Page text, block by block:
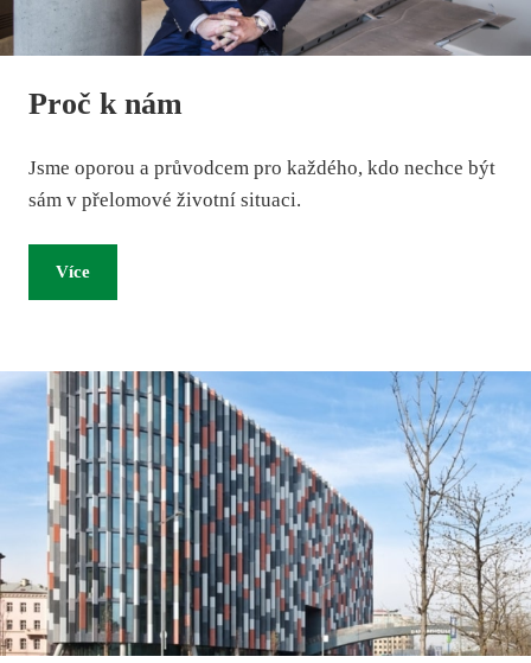
Proč k nám
Jsme oporou a průvodcem pro každého, kdo nechce být
sám v přelomové životní situaci.
Více